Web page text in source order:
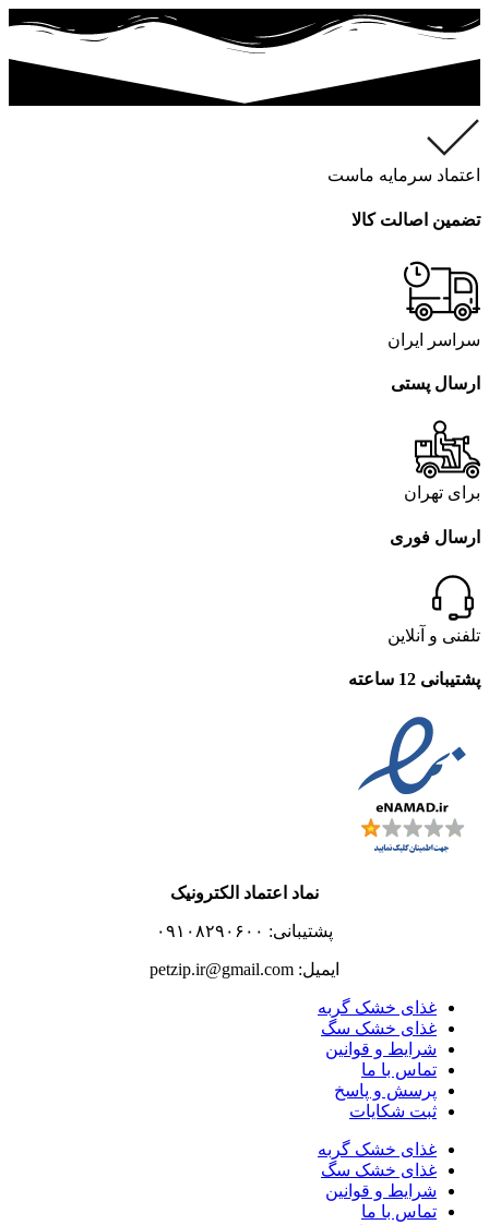
اعتماد سرمایه ماست
تضمین اصالت کالا
سراسر ایران
ارسال پستی
برای تهران
ارسال فوری
تلفنی و آنلاین
پشتیبانی 12 ساعته
نماد اعتماد الکترونیک
پشتیبانی: ۰۹۱۰۸۲۹۰۶۰۰
ایمیل: petzip.ir@gmail.com
غذای خشک گربه
غذای خشک سگ
شرایط و قوانین
تماس با ما
پرسش و پاسخ
ثبت شکایات
غذای خشک گربه
غذای خشک سگ
شرایط و قوانین
تماس با ما